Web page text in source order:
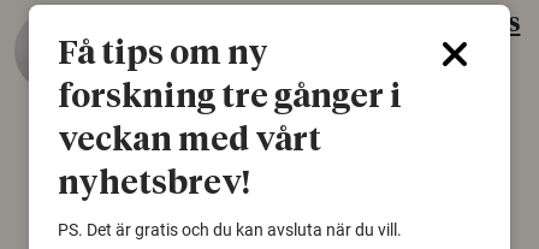
Gammalt skinn var Sveriges
äldsta sko
22 juni 2026
Det som arkeologer länge trodde var en
björnfäll visar sig vara delar av en 2000 år
gammal sko. Fyndet bär spår av romerskt
skomode och beskrivs som mycket ovanligt i
Få tips om ny
forskning tre gånger i
veckan med vårt
nyhetsbrev!
PS. Det är gratis och du kan avsluta när du vill.